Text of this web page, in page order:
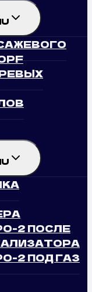
2 ПОСЛЕ
2 ПОД ГАЗ